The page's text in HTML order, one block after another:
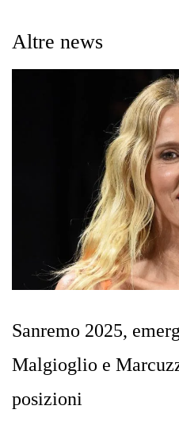
Altre news
Sanremo 2025,
Malgioglio e
posizioni